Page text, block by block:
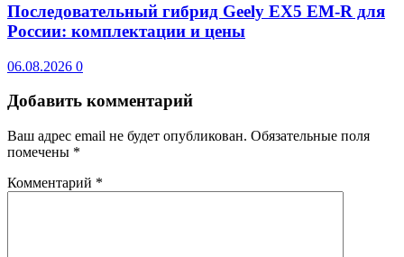
Последовательный гибрид Geely EX5 EM-R для
России: комплектации и цены
06.08.2026 0
Добавить комментарий
Ваш адрес email не будет опубликован. Обязательные поля
помечены *
Комментарий *